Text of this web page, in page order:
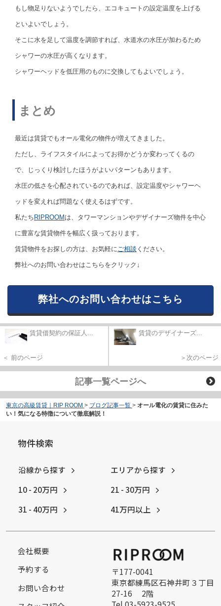
もし物足りないようでしたら、エコキュートの設定温度を上げる
といよいでしょう。
そこに水を足して温度を調節すれば、水道水の水圧が加わるため
シャワーの水圧が高くなります。
シャワーヘッドを低圧用のものに交換してもよいでしょう。
まとめ
最近は賃貸でもオール電化の物件が増えてきました。
ただし、ライフスタイルによってお得かどうか変わってくるの
で、じっくり検討したほうがよいパターンもあります。
水圧の低さを心配されているのであれば、設定温度やシャワーヘ
ッドを変えれば問題なく使えるはずです。
私たち RIPROOM は、タワーマンションやデザイナーズ物件を中心
に豊富な賃貸物件を幅広く扱っております。
賃貸物件をお探しの方は、お気軽にご相談 ください。
弊社へのお問い合わせはこちらをクリック↓
弊社へのお問い合わせはこちら
賃貸借契約の保証人...
＜ 前のページ
賃貸のデザイナーズ...
＞次のページ
記事一覧ページへ
東京の高級賃貸｜RIP ROOM > ブログ記事一覧 > オール電化の賃貸に住みた
い！気になる特徴について徹底解説！
物件検索
沿線から探す
エリアから探す
10 - 20万円
21 - 30万円
31 - 40万円
41万円以上
会社概要
予約する
お問い合わせ
〒177-0041
東京都練馬区石神井町３丁目
27-16 2階